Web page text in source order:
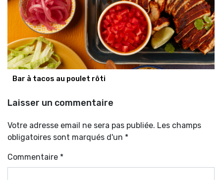
Bar à tacos au poulet rôti
Laisser un commentaire
Votre adresse email ne sera pas publiée. Les champs
obligatoires sont marqués d'un *
Commentaire *